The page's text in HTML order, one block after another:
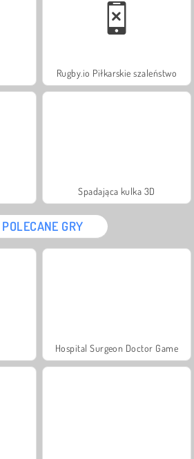
Rugby.io Piłkarskie szaleństwo
Spadająca kulka 3D
POLECANE GRY
Hospital Surgeon Doctor Game